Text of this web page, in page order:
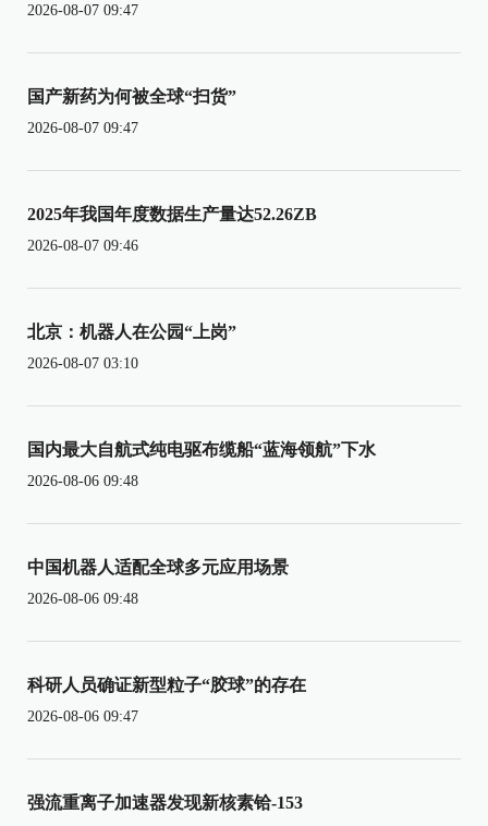
2026-08-07 09:47
国产新药为何被全球“扫货”
2026-08-07 09:47
2025年我国年度数据生产量达52.26ZB
2026-08-07 09:46
北京：机器人在公园“上岗”
2026-08-07 03:10
国内最大自航式纯电驱布缆船“蓝海领航”下水
2026-08-06 09:48
中国机器人适配全球多元应用场景
2026-08-06 09:48
科研人员确证新型粒子“胶球”的存在
2026-08-06 09:47
强流重离子加速器发现新核素铪-153